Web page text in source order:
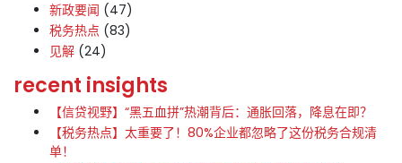
新政要闻 (47)
税务热点 (83)
见解 (24)
recent insights
【信贷视野】“黑五血拼”热潮背后：通胀回落，降息在即？
【税务热点】太重要了！80%企业都忽略了这份税务合规清
单！